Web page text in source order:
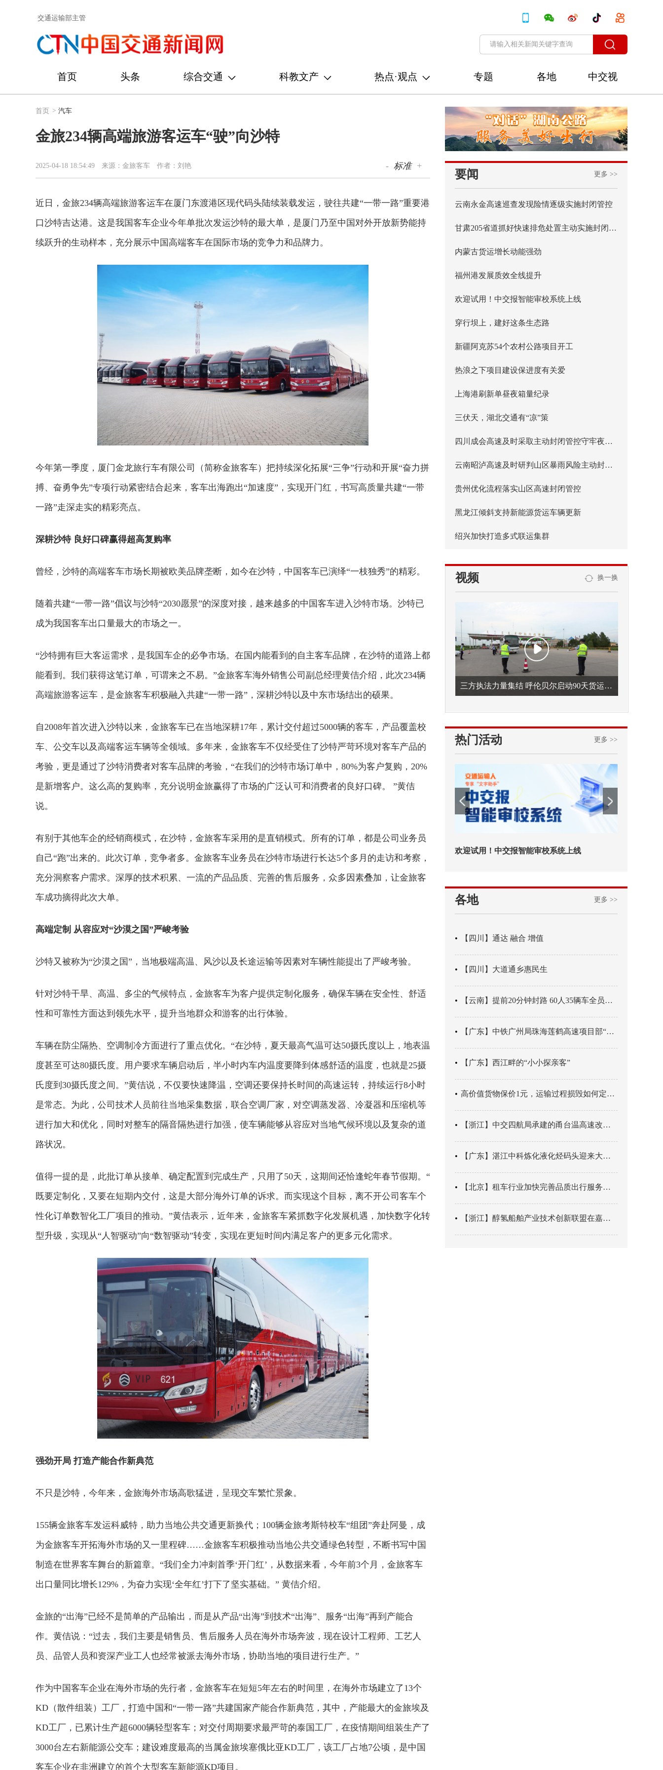
交通运输部主管
首页 头条 综合交通 科教文产 热点·观点 专题 各地
中交视
讯
首页 > 汽车
金旅234辆高端旅游客运车“驶”向沙特
2025-04-18 18:54:49 来源：金旅客车 作者：刘艳 - 标准 +
近日，金旅234辆高端旅游客运车在厦门东渡港区现代码头陆续装载发运，驶往共建“一带一路”重要港
口沙特吉达港。这是我国客车企业今年单批次发运沙特的最大单，是厦门乃至中国对外开放新势能持
续跃升的生动样本，充分展示中国高端客车在国际市场的竞争力和品牌力。
今年第一季度，厦门金龙旅行车有限公司（简称金旅客车）把持续深化拓展“三争”行动和开展“奋力拼
搏、奋勇争先”专项行动紧密结合起来，客车出海跑出“加速度”，实现开门红，书写高质量共建“一带
一路”走深走实的精彩亮点。
深耕沙特 良好口碑赢得超高复购率
曾经，沙特的高端客车市场长期被欧美品牌垄断，如今在沙特，中国客车已演绎“一枝独秀”的精彩。
随着共建“一带一路”倡议与沙特“2030愿景”的深度对接，越来越多的中国客车进入沙特市场。沙特已
成为我国客车出口量最大的市场之一。
“沙特拥有巨大客运需求，是我国车企的必争市场。在国内能看到的自主客车品牌，在沙特的道路上都
能看到。我们获得这笔订单，可谓来之不易。”金旅客车海外销售公司副总经理黄佶介绍，此次234辆
高端旅游客运车，是金旅客车积极融入共建“一带一路”，深耕沙特以及中东市场结出的硕果。
自2008年首次进入沙特以来，金旅客车已在当地深耕17年，累计交付超过5000辆的客车，产品覆盖校
车、公交车以及高端客运车辆等全领域。多年来，金旅客车不仅经受住了沙特严苛环境对客车产品的
考验，更是通过了沙特消费者对客车品牌的考验，“在我们的沙特市场订单中，80%为客户复购，20%
是新增客户。这么高的复购率，充分说明金旅赢得了市场的广泛认可和消费者的良好口碑。 ”黄佶
说。
有别于其他车企的经销商模式，在沙特，金旅客车采用的是直销模式。所有的订单，都是公司业务员
自己“跑”出来的。此次订单，竞争者多。金旅客车业务员在沙特市场进行长达5个多月的走访和考察，
充分洞察客户需求。深厚的技术积累、一流的产品品质、完善的售后服务，众多因素叠加，让金旅客
车成功摘得此次大单。
高端定制 从容应对“沙漠之国”严峻考验
沙特又被称为“沙漠之国”，当地极端高温、风沙以及长途运输等因素对车辆性能提出了严峻考验。
针对沙特干旱、高温、多尘的气候特点，金旅客车为客户提供定制化服务，确保车辆在安全性、舒适
性和可靠性方面达到领先水平，提升当地群众和游客的出行体验。
车辆在防尘隔热、空调制冷方面进行了重点优化。“在沙特，夏天最高气温可达50摄氏度以上，地表温
度甚至可达80摄氏度。用户要求车辆启动后，半小时内车内温度要降到体感舒适的温度，也就是25摄
氏度到30摄氏度之间。”黄佶说，不仅要快速降温，空调还要保持长时间的高速运转，持续运行8小时
是常态。为此，公司技术人员前往当地采集数据，联合空调厂家，对空调蒸发器、冷凝器和压缩机等
进行加大和优化，同时对整车的隔音隔热进行加强，使车辆能够从容应对当地气候环境以及复杂的道
路状况。
值得一提的是，此批订单从接单、确定配置到完成生产，只用了50天，这期间还恰逢蛇年春节假期。“
既要定制化，又要在短期内交付，这是大部分海外订单的诉求。而实现这个目标，离不开公司客车个
性化订单数智化工厂项目的推动。”黄佶表示，近年来，金旅客车紧抓数字化发展机遇，加快数字化转
型升级，实现从“人智驱动”向“数智驱动”转变，实现在更短时间内满足客户的更多元化需求。
强劲开局 打造产能合作新典范
不只是沙特，今年来，金旅海外市场高歌猛进，呈现交车繁忙景象。
155辆金旅客车发运科威特，助力当地公共交通更新换代；100辆金旅考斯特校车“组团”奔赴阿曼，成
为金旅客车开拓海外市场的又一里程碑……金旅客车积极推动当地公共交通绿色转型，不断书写中国
制造在世界客车舞台的新篇章。“我们全力冲刺首季‘开门红’，从数据来看，今年前3个月，金旅客车
出口量同比增长129%，为奋力实现‘全年红’打下了坚实基础。” 黄佶介绍。
金旅的“出海”已经不是简单的产品输出，而是从产品“出海”到技术“出海”、服务“出海”再到产能合
作。黄佶说：“过去，我们主要是销售员、售后服务人员在海外市场奔波，现在设计工程师、工艺人
员、品管人员和资深产业工人也经常被派去海外市场，协助当地的项目进行生产。”
作为中国客车企业在海外市场的先行者，金旅客车在短短5年左右的时间里，在海外市场建立了13个
KD（散件组装）工厂，打造中国和“一带一路”共建国家产能合作新典范，其中，产能最大的金旅埃及
KD工厂，已累计生产超6000辆轻型客车；对交付周期要求最严苛的泰国工厂，在疫情期间组装生产了
3000台左右新能源公交车；建设难度最高的当属金旅埃塞俄比亚KD工厂，该工厂占地7公顷，是中国
客车企业在非洲建立的首个大型客车新能源KD项目。
要闻 更多 >>
云南永金高速巡查发现险情逐级实施封闭管控
甘肃205省道抓好快速排危处置主动实施封闭管控
内蒙古货运增长动能强劲
福州港发展质效全线提升
欢迎试用！中交报智能审校系统上线
穿行坝上，建好这条生态路
新疆阿克苏54个农村公路项目开工
热浪之下项目建设保进度有关爱
上海港刷新单昼夜箱量纪录
三伏天，湖北交通有“凉”策
四川成会高速及时采取主动封闭管控守牢夜间安全防线
云南昭泸高速及时研判山区暴雨风险主动封闭管控
贵州优化流程落实山区高速封闭管控
黑龙江倾斜支持新能源货运车辆更新
绍兴加快打造多式联运集群
视频 换一换
三方执法力量集结 呼伦贝尔启动90天货运车辆违法专项整治
热门活动 更多 >>
欢迎试用！中交报智能审校系统上线
各地 更多 >>
【四川】通达 融合 增值
【四川】大道通乡惠民生
【云南】提前20分钟封路 60人35辆车全员平安
【广东】中铁广州局珠海莲鹤高速项目部“靶向施训”筑牢应急处置防线
【广东】西江畔的“小小探亲客”
高价值货物保价1元，运输过程损毁如何定责？
【浙江】中交四航局承建的甬台温高速改扩建工程台州南段TJ06标段恢复双向通行
【广东】湛江中科炼化液化烃码头迎来大型外贸液化气船首靠
【北京】租车行业加快完善品质出行服务网络
【浙江】醇氢船舶产业技术创新联盟在嘉兴成立